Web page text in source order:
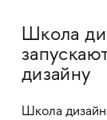
Школа
дизайну
Школа